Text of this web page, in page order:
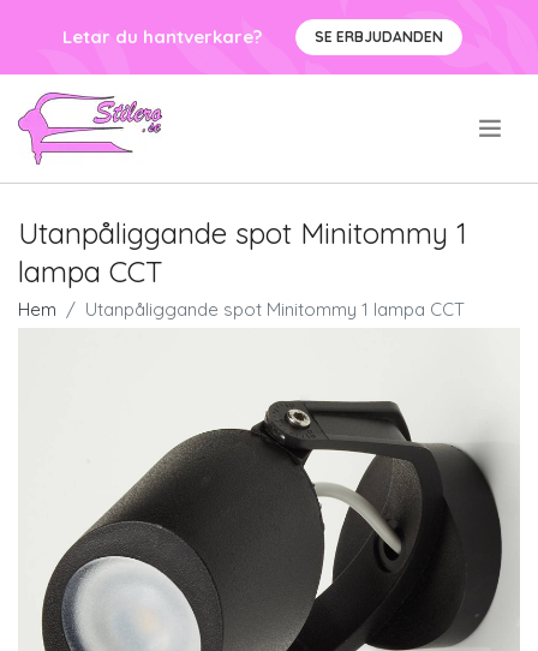
Letar du hantverkare? SE ERBJUDANDEN
Utanpåliggande spot Minitommy 1
lampa CCT
Hem Utanpåliggande spot Minitommy 1 lampa CCT